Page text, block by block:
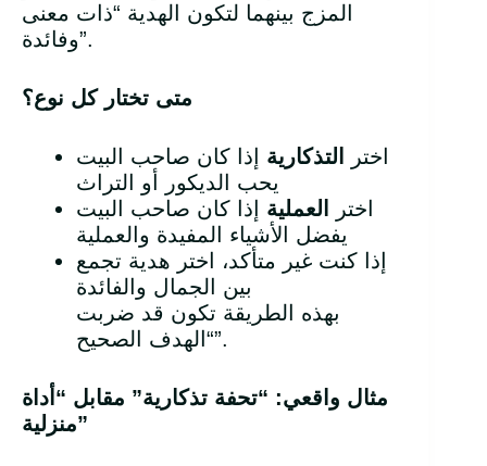
المزج بينهما لتكون الهدية “ذات معنى
وفائدة”.
متى تختار كل نوع؟
اختر التذكارية إذا كان صاحب البيت
يحب الديكور أو التراث
اختر
العملية إذا كان صاحب البيت
يفضل الأشياء المفيدة والعملية
إذا كنت غير متأكد، اختر هدية تجمع
بين الجمال والفائدة
بهذه الطريقة تكون قد ضربت
“الهدف الصحيح”.
مثال واقعي: “تحفة تذكارية” مقابل “أداة
منزلية”